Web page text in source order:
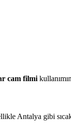
cam filmi
Antalya gibi